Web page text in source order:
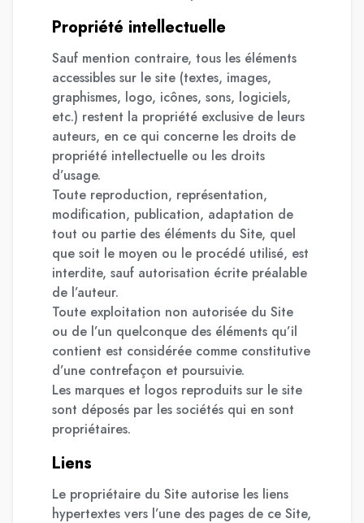
Propriété intellectuelle
Sauf mention contraire, tous les éléments
accessibles sur le site (textes, images,
graphismes, logo, icônes, sons, logiciels,
etc.) restent la propriété exclusive de leurs
auteurs, en ce qui concerne les droits de
propriété intellectuelle ou les droits
d’usage.
Toute reproduction, représentation,
modification, publication, adaptation de
tout ou partie des éléments du Site, quel
que soit le moyen ou le procédé utilisé, est
interdite, sauf autorisation écrite préalable
de l’auteur.
Toute exploitation non autorisée du Site
ou de l’un quelconque des éléments qu’il
contient est considérée comme constitutive
d’une contrefaçon et poursuivie.
Les marques et logos reproduits sur le site
sont déposés par les sociétés qui en sont
propriétaires.
Liens
Le propriétaire du Site autorise les liens
hypertextes vers l’une des pages de ce Site,